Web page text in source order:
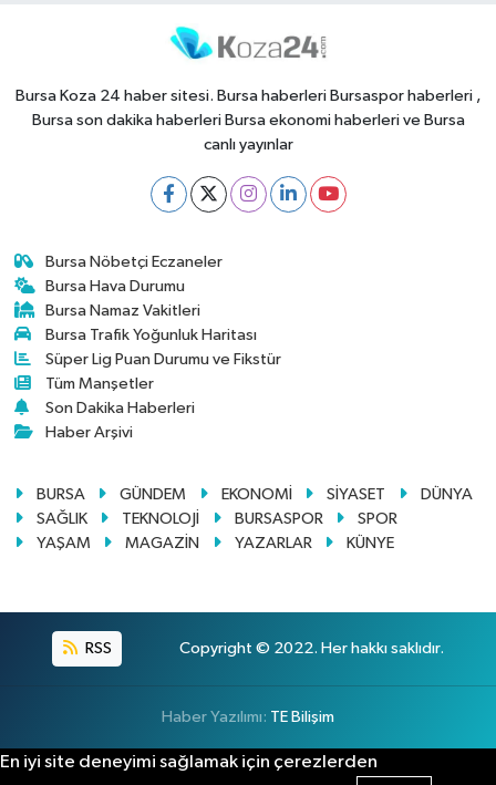
Bursa Koza 24 haber sitesi. Bursa haberleri Bursaspor haberleri ,
Bursa son dakika haberleri Bursa ekonomi haberleri ve Bursa
canlı yayınlar
Bursa Nöbetçi Eczaneler
Bursa Hava Durumu
Bursa Namaz Vakitleri
Bursa Trafik Yoğunluk Haritası
Süper Lig Puan Durumu ve Fikstür
Tüm Manşetler
Son Dakika Haberleri
Haber Arşivi
BURSA GÜNDEM EKONOMİ SİYASET
DÜNYA
SAĞLIK
TEKNOLOJİ BURSASPOR
SPOR
YAŞAM
MAGAZİN YAZARLAR KÜNYE
RSS Copyright © 2022. Her hakkı saklıdır.
Haber Yazılımı: TE Bilişim
En iyi site deneyimi sağlamak için çerezlerden